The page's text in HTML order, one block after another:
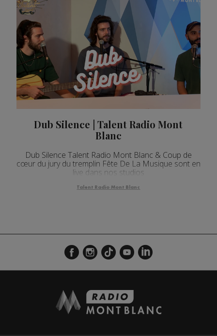
Dub Silence | Talent Radio Mont
Blanc
Dub Silence Talent Radio Mont Blanc & Coup de
cœur du jury du tremplin Fête De La Musique sont en
live dans nos studios
Talent Radio Mont Blanc